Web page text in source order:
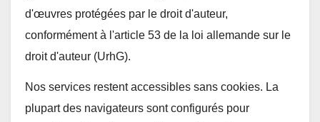
d'œuvres protégées par le droit d'auteur,
conformément à l'article 53 de la loi allemande sur le
droit d'auteur (UrhG).
Nos services restent accessibles sans cookies. La
plupart des navigateurs sont configurés pour